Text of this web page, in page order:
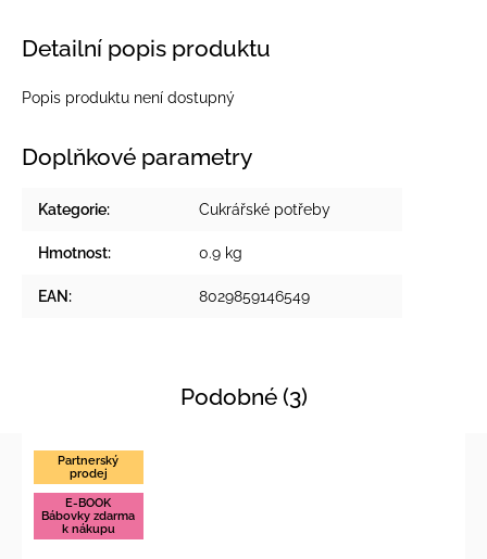
Detailní popis produktu
Popis produktu není dostupný
Doplňkové parametry
Kategorie: Cukrářské potřeby
Hmotnost: 0.9 kg
EAN: 8029859146549
Podobné (3)
Partnerský
prodej
E-BOOK
Bábovky zdarma
k nákupu